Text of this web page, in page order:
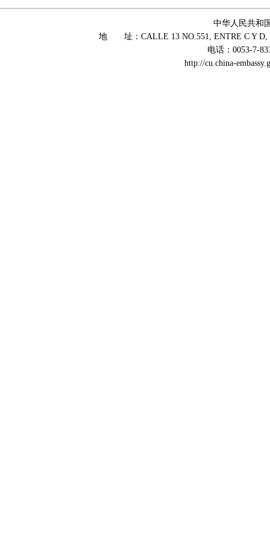
中华人民共和
地 址：CALLE 13 NO.551, ENTRE C Y D,
电话：0053-7-
http://cu.china-